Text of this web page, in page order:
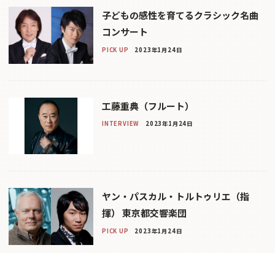
子どもの感性を育てるクラシック名曲
コンサート
PICK UP 2023年1月24日
工藤重典（フルート）
INTERVIEW 2023年1月24日
ヤン・パスカル・トルトゥリエ（指
揮） 東京都交響楽団
PICK UP 2023年1月24日